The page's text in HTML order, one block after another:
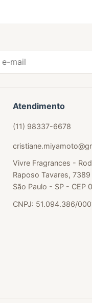
Atendimento
(11) 98337-6678
Vivre Fragrances -
Raposo Tavares,
São Paulo - SP - CEP
CNPJ: 51.094.386/